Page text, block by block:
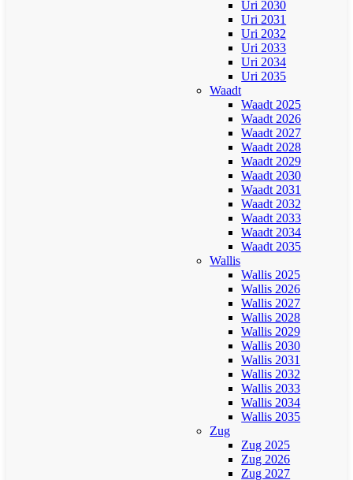
Uri 2030
Uri 2031
Uri 2032
Uri 2033
Uri 2034
Uri 2035
Waadt
Waadt 2025
Waadt 2026
Waadt 2027
Waadt 2028
Waadt 2029
Waadt 2030
Waadt 2031
Waadt 2032
Waadt 2033
Waadt 2034
Waadt 2035
Wallis
Wallis 2025
Wallis 2026
Wallis 2027
Wallis 2028
Wallis 2029
Wallis 2030
Wallis 2031
Wallis 2032
Wallis 2033
Wallis 2034
Wallis 2035
Zug
Zug 2025
Zug 2026
Zug 2027